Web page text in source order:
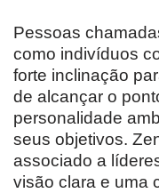
Pessoas
como indivíduos
forte inclinação
de alcançar o
personalidade
seus objetivos.
associado a
visão clara e uma